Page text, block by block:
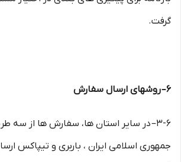
گرفت.
۶– روشهای ارسال سفارش
۳-۶– در سایر استان ها، سفارش ها از
جمهوری اسلامی ایران ، باربری و تیپاکس